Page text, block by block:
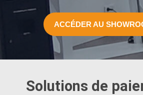
ACCÉDER AU
Solutions de